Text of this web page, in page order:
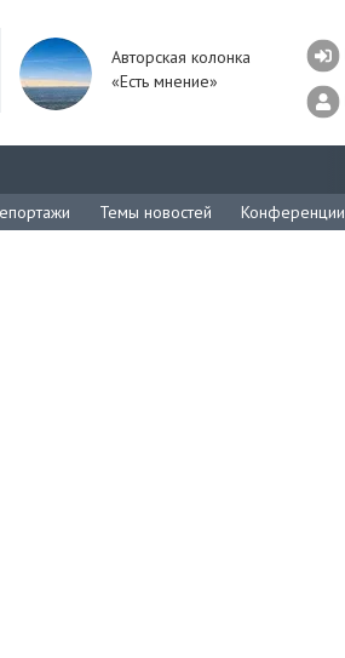
Авторская колонка
«Есть мнение»
Темы новостей Конференции